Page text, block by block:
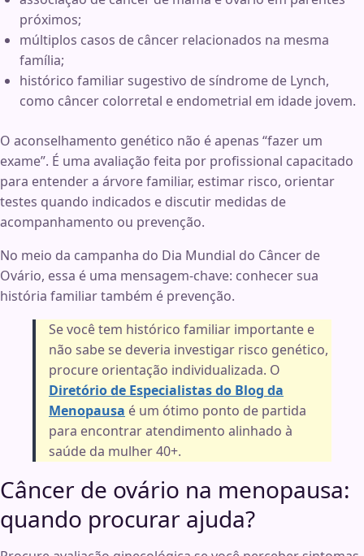
próximos;
múltiplos casos de câncer relacionados na mesma
família;
histórico familiar sugestivo de síndrome de Lynch,
como câncer colorretal e endometrial em idade jovem.
O aconselhamento genético não é apenas “fazer um
exame”. É uma avaliação feita por profissional capacitado
para entender a árvore familiar, estimar risco, orientar
testes quando indicados e discutir medidas de
acompanhamento ou prevenção.
No meio da campanha do Dia Mundial do Câncer de
Ovário, essa é uma mensagem-chave: conhecer sua
história familiar também é prevenção.
Se você tem histórico familiar importante e
não sabe se deveria investigar risco genético,
procure orientação individualizada. O
Diretório de Especialistas do Blog da
Menopausa é um ótimo ponto de partida
para encontrar atendimento alinhado à
saúde da mulher 40+.
Câncer de ovário na menopausa:
quando procurar ajuda?